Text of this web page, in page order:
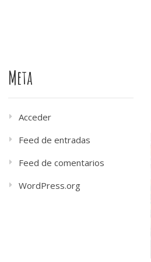
Meta
Acceder
Feed de entradas
Feed de comentarios
WordPress.org